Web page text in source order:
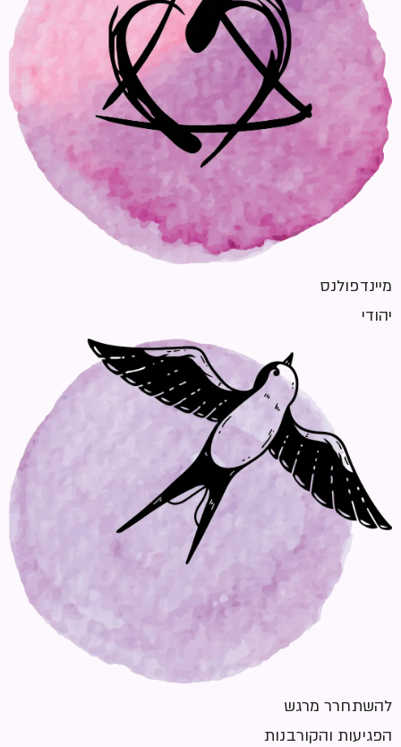
מיינדפולנס
יהודי
להשתחרר מרגש
הפגיעות והקורבנות